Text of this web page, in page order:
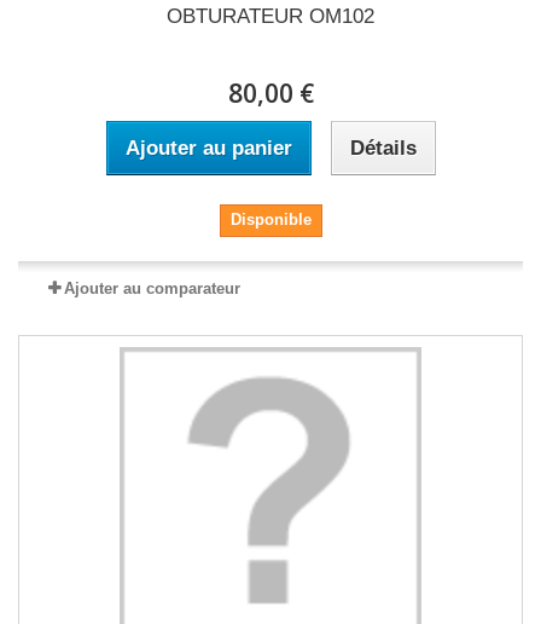
OBTURATEUR OM102
80,00 €
Ajouter au panier Détails
Disponible
Ajouter au comparateur